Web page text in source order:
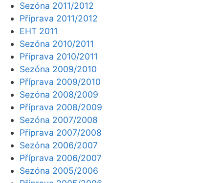
Sezóna 2011/2012
Příprava 2011/2012
EHT 2011
Sezóna 2010/2011
Příprava 2010/2011
Sezóna 2009/2010
Příprava 2009/2010
Sezóna 2008/2009
Příprava 2008/2009
Sezóna 2007/2008
Příprava 2007/2008
Sezóna 2006/2007
Příprava 2006/2007
Sezóna 2005/2006